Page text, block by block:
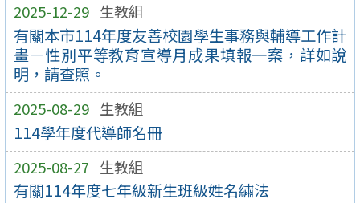
2025-12-29 生教組
有關本市114年度友善校園學生事務與輔導工作計
畫－性別平等教育宣導月成果填報一案，詳如說
明，請查照。
2025-08-29 生教組
114學年度代導師名冊
2025-08-27 生教組
有關114年度七年級新生班級姓名繡法